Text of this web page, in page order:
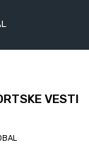
VESTI